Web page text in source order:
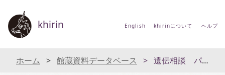
khirin English khirinについて ヘルプ
ホーム 館蔵資料データベース 遺伝相談 パラメディカル・スタッフのために